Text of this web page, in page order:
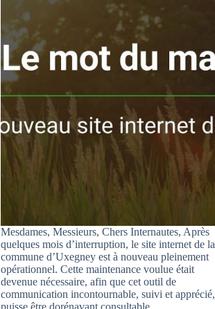
Mesdames, Messieurs, Chers Internautes, Après
quelques mois d’interruption, le site internet de la
commune d’Uxegney est à nouveau pleinement
opérationnel. Cette maintenance voulue était
devenue nécessaire, afin que cet outil de
communication incontournable, suivi et apprécié,
puisse être dorénavant consultable…